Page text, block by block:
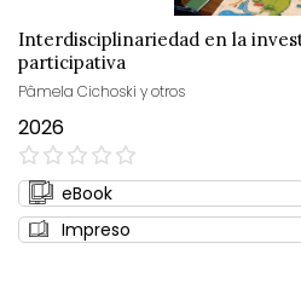
Interdisciplinariedad en la
participativa
Pâmela Cichoski y otros
2026
0%
eBook
Impreso